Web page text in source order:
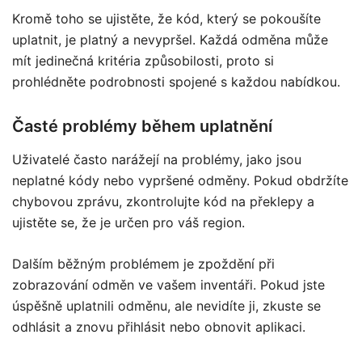
Kromě toho se ujistěte, že kód, který se pokoušíte
uplatnit, je platný a nevypršel. Každá odměna může
mít jedinečná kritéria způsobilosti, proto si
prohlédněte podrobnosti spojené s každou nabídkou.
Časté problémy během uplatnění
Uživatelé často narážejí na problémy, jako jsou
neplatné kódy nebo vypršené odměny. Pokud obdržíte
chybovou zprávu, zkontrolujte kód na překlepy a
ujistěte se, že je určen pro váš region.
Dalším běžným problémem je zpoždění při
zobrazování odměn ve vašem inventáři. Pokud jste
úspěšně uplatnili odměnu, ale nevidíte ji, zkuste se
odhlásit a znovu přihlásit nebo obnovit aplikaci.